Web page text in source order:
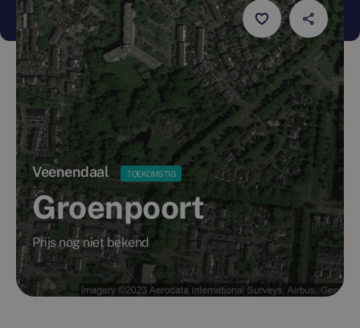
Veenendaal TOEKOMSTIG
Groenpoort
Prijs nog niet bekend